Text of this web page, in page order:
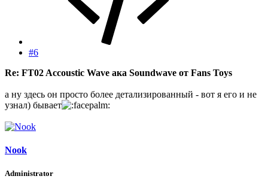
#6
Re: FT02 Accoustic Wave ака Soundwave от Fans Toys
а ну здесь он просто более детализированный - вот я его и не
узнал) бывает
Nook
Administrator